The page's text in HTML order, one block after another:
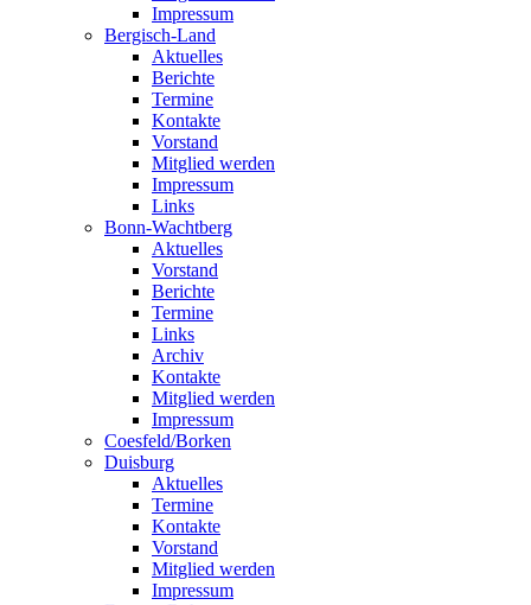
Impressum
Bergisch-Land
Aktuelles
Berichte
Termine
Kontakte
Vorstand
Mitglied werden
Impressum
Links
Bonn-Wachtberg
Aktuelles
Vorstand
Berichte
Termine
Links
Archiv
Kontakte
Mitglied werden
Impressum
Coesfeld/Borken
Duisburg
Aktuelles
Termine
Kontakte
Vorstand
Mitglied werden
Impressum